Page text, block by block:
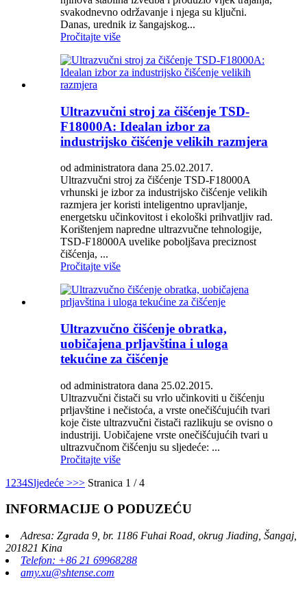
svakodnevno održavanje i njega su ključni.
Danas, urednik iz šangajskog...
Pročitajte više
Ultrazvučni stroj za čišćenje TSD-
F18000A: Idealan izbor za
industrijsko čišćenje velikih razmjera
od administratora dana 25.02.2017.
Ultrazvučni stroj za čišćenje TSD-F18000A
vrhunski je izbor za industrijsko čišćenje velikih
razmjera jer koristi inteligentno upravljanje,
energetsku učinkovitost i ekološki prihvatljiv rad.
Korištenjem napredne ultrazvučne tehnologije,
TSD-F18000A uvelike poboljšava preciznost
čišćenja, ...
Pročitajte više
Ultrazvučno čišćenje obratka,
uobičajena prljavština i uloga
tekućine za čišćenje
od administratora dana 25.02.2015.
Ultrazvučni čistači su vrlo učinkoviti u čišćenju
prljavštine i nečistoća, a vrste onečišćujućih tvari
koje čiste ultrazvučni čistači razlikuju se ovisno o
industriji. Uobičajene vrste onečišćujućih tvari u
ultrazvučnom čišćenju su sljedeće: ...
Pročitajte više
1 234Sljedeće >>> Stranica 1 / 4
INFORMACIJE O PODUZEĆU
Adresa: Zgrada 9, br. 1186 Fuhai Road, okrug Jiading, Šangaj,
201821 Kina
Telefon: +86 21 69968288
amy.xu@shtense.com